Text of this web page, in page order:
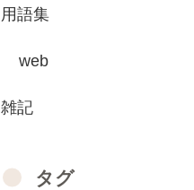
用語集
web
雑記
タグ